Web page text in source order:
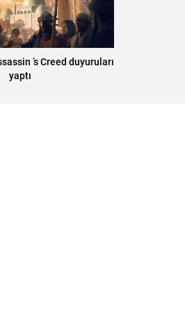
’s Creed duyuruları
yaptı